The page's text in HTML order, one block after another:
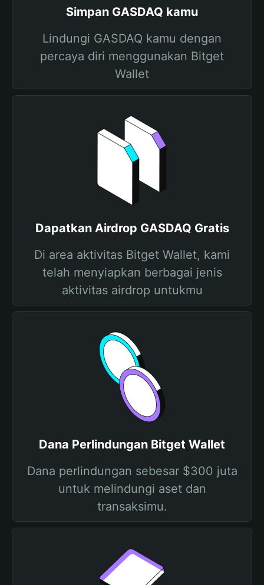
Simpan GASDAQ kamu
Lindungi GASDAQ kamu dengan
percaya diri menggunakan Bitget
Wallet
Dapatkan Airdrop GASDAQ Gratis
Di area aktivitas Bitget Wallet, kami
telah menyiapkan berbagai jenis
aktivitas airdrop untukmu
Dana Perlindungan Bitget Wallet
Dana perlindungan sebesar $300 juta
untuk melindungi aset dan
transaksimu.